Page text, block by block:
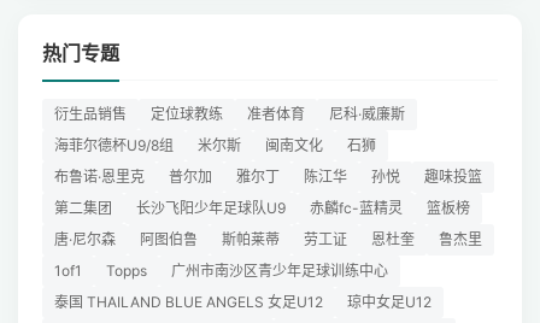
热门专题
衍生品销售 定位球教练 准者体育
尼科·威廉斯
海菲尔德杯U9/8组
米尔斯 闽南文化
石狮
布鲁诺·恩里克
普尔加 雅尔丁 陈江华 孙悦
趣味投篮
第二集团
长沙飞阳少年足球队U9 赤麟fc-蓝精灵
篮板榜
唐·尼尔森
阿图伯鲁 斯帕莱蒂 劳工证 恩杜奎
鲁杰里
1of1
Topps
广州市南沙区青少年足球训练中心
泰国 THAILAND BLUE ANGELS 女足U12
琼中女足U12